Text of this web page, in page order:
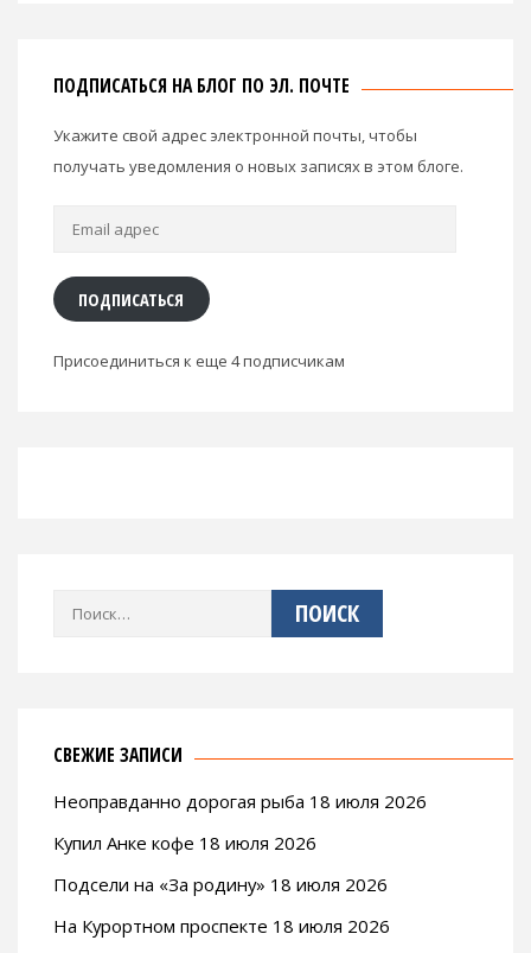
ПОДПИСАТЬСЯ НА БЛОГ ПО ЭЛ. ПОЧТЕ
Укажите свой адрес электронной почты, чтобы
получать уведомления о новых записях в этом блоге.
Email
ПОДПИСАТЬСЯ
Присоединиться к еще 4 подписчикам
Найти:
СВЕЖИЕ ЗАПИСИ
Неоправданно дорогая рыба 18 июля 2026
Купил Анке кофе 18 июля 2026
Подсели на «За родину» 18 июля 2026
На Курортном проспекте 18 июля 2026